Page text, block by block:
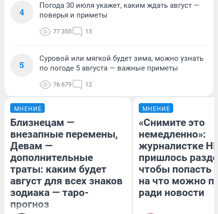
4
Погода 30 июля укажет, каким ждать август —
поверья и приметы
77 355 13
5
Суровой или мягкой будет зима, можно узнать
по погоде 5 августа — важные приметы
76 679 12
МНЕНИЕ
Близнецам —
внезапные перемены,
Девам —
дополнительные
траты: каким будет
август для всех знаков
зодиака — таро-
прогноз
МНЕНИЕ
«Снимите это
немедленно»:
журналистке
пришлось
чтобы попасть
на что можно
ради новости